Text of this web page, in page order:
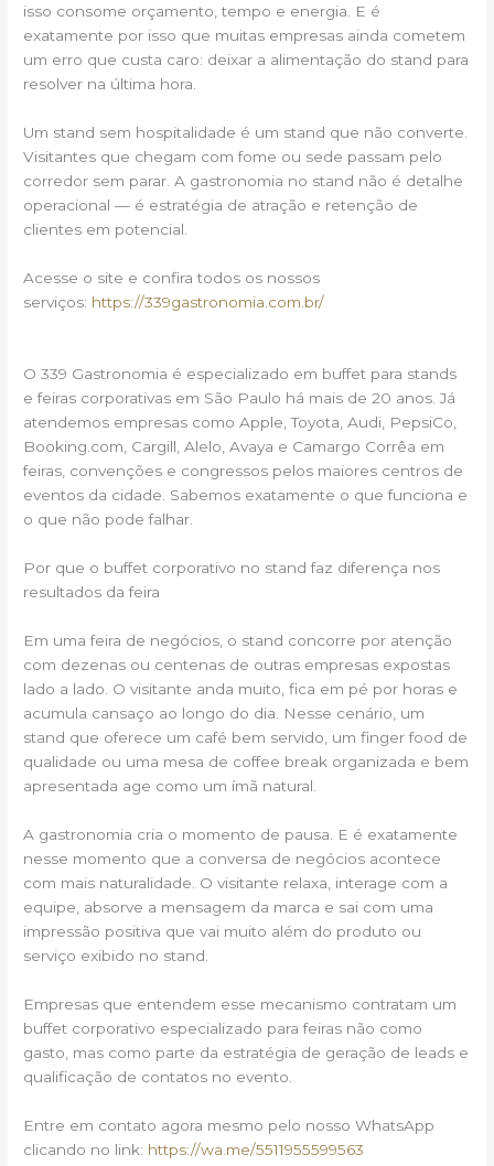
isso consome orçamento, tempo e energia. E é
exatamente por isso que muitas empresas ainda cometem
um erro que custa caro: deixar a alimentação do stand para
resolver na última hora.
Um stand sem hospitalidade é um stand que não converte.
Visitantes que chegam com fome ou sede passam pelo
corredor sem parar. A gastronomia no stand não é detalhe
operacional — é estratégia de atração e retenção de
clientes em potencial.
Acesse o site e confira todos os nossos
serviços: https://339gastronomia.com.br/
O 339 Gastronomia é especializado em buffet para stands
e feiras corporativas em São Paulo há mais de 20 anos. Já
atendemos empresas como Apple, Toyota, Audi, PepsiCo,
Booking.com, Cargill, Alelo, Avaya e Camargo Corrêa em
feiras, convenções e congressos pelos maiores centros de
eventos da cidade. Sabemos exatamente o que funciona e
o que não pode falhar.
Por que o buffet corporativo no stand faz diferença nos
resultados da feira
Em uma feira de negócios, o stand concorre por atenção
com dezenas ou centenas de outras empresas expostas
lado a lado. O visitante anda muito, fica em pé por horas e
acumula cansaço ao longo do dia. Nesse cenário, um
stand que oferece um café bem servido, um finger food de
qualidade ou uma mesa de coffee break organizada e bem
apresentada age como um ímã natural.
A gastronomia cria o momento de pausa. E é exatamente
nesse momento que a conversa de negócios acontece
com mais naturalidade. O visitante relaxa, interage com a
equipe, absorve a mensagem da marca e sai com uma
impressão positiva que vai muito além do produto ou
serviço exibido no stand.
Empresas que entendem esse mecanismo contratam um
buffet corporativo especializado para feiras não como
gasto, mas como parte da estratégia de geração de leads e
qualificação de contatos no evento.
Entre em contato agora mesmo pelo nosso WhatsApp
clicando no link: https://wa.me/5511955599563